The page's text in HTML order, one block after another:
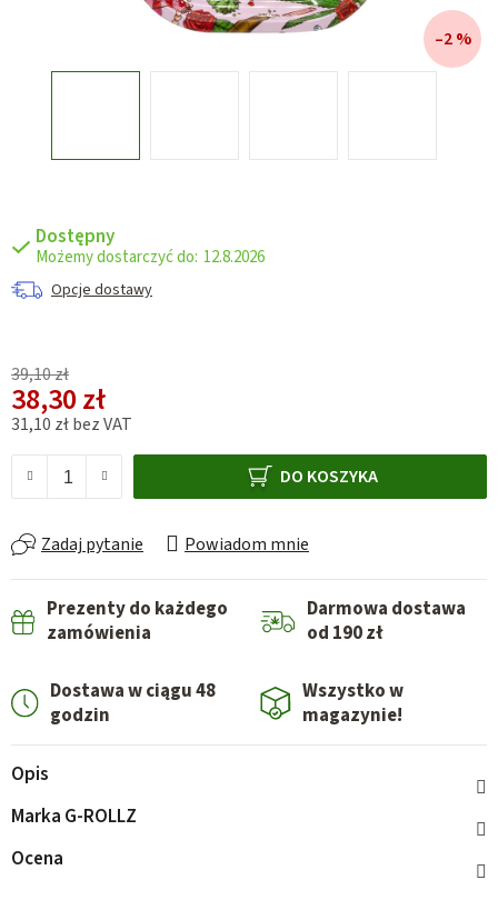
Dostępny
12.8.2026
Opcje dostawy
39,10 zł
38,30 zł
31,10 zł bez VAT
DO KOSZYKA
Zadaj pytanie Powiadom mnie
–2 %
Prezenty do każdego
zamówienia
Darmowa dostawa
od 190 zł
Dostawa w ciągu 48
godzin
Wszystko w
magazynie!
Opis
Marka G-ROLLZ
Ocena